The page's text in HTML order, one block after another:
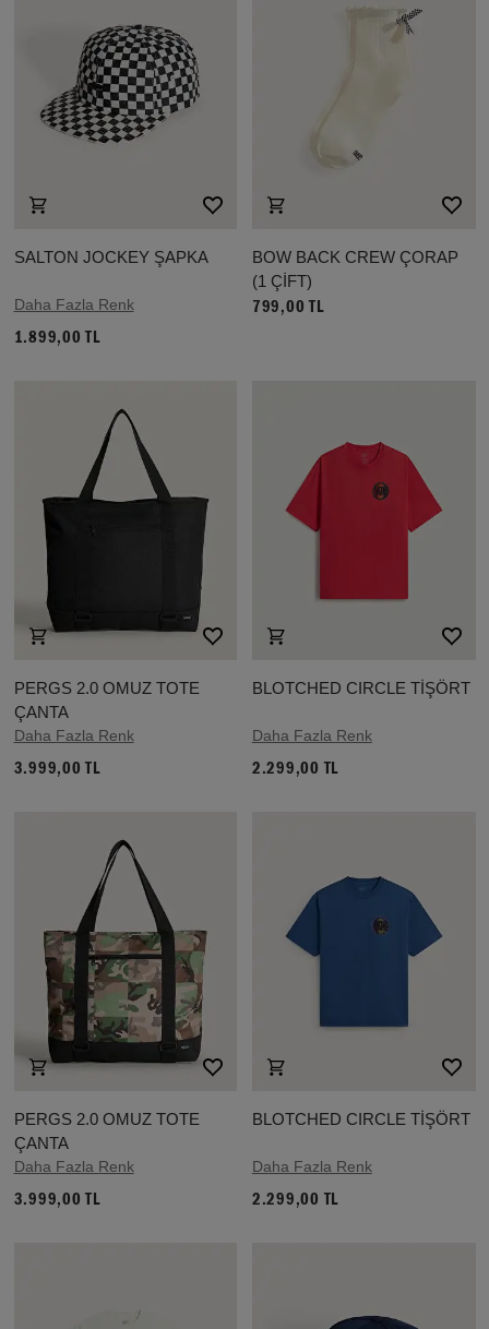
SALTON JOCKEY ŞAPKA
Daha Fazla Renk
1.899,00 TL
BOW BACK CREW ÇORAP
(1 ÇİFT)
799,00 TL
PERGS 2.0 OMUZ TOTE
ÇANTA
Daha Fazla Renk
3.999,00 TL
BLOTCHED CIRCLE TİŞÖRT
Daha Fazla Renk
2.299,00 TL
PERGS 2.0 OMUZ TOTE
ÇANTA
Daha Fazla Renk
3.999,00 TL
BLOTCHED CIRCLE TİŞÖRT
Daha Fazla Renk
2.299,00 TL